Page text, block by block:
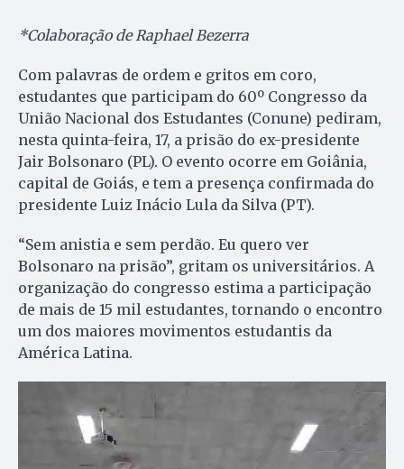
*Colaboração de Raphael Bezerra
Com palavras de ordem e gritos em coro,
estudantes que participam do 60º Congresso da
União Nacional dos Estudantes (Conune) pediram,
nesta quinta-feira, 17, a prisão do ex-presidente
Jair Bolsonaro (PL). O evento ocorre em Goiânia,
capital de Goiás, e tem a presença confirmada do
presidente Luiz Inácio Lula da Silva (PT).
“Sem anistia e sem perdão. Eu quero ver
Bolsonaro na prisão”, gritam os universitários. A
organização do congresso estima a participação
de mais de 15 mil estudantes, tornando o encontro
um dos maiores movimentos estudantis da
América Latina.